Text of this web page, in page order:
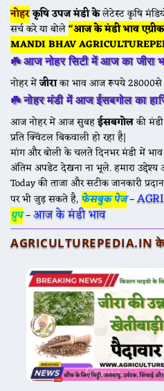
नोहरकृषि उपज मंडी केलेटेस्ट कृषि
सर्च करे या बोले“आज के मंडी भाव
MANDI BHAV
☘️आज नोहर सिटी में आज का जीरा
नोहर मेंजीराका भाव आज रूपये 28000से
☘️नोहर मंडी में आज ईसबगोल का
आज नोहर में आज सुबहईसबगोलकी
प्रति क्विंटल बिकवाली हो रहा है|
मांग और बोली के चलते दिनभर मंडी में
अंतिम अपडेट देखना ना भूले. हमारा
Today की ताजा और सटीक जानकारी
पर भी जुड़ सकते है, फेसबुक पेज–
ग्रुप–आज के मंडी भाव
AGRICULTUREPEDIA.IN